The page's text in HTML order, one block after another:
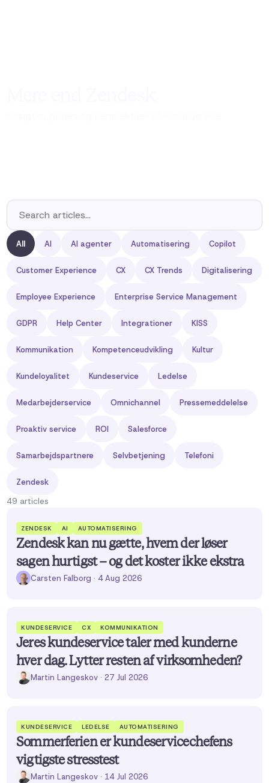
All AI AI agenter Automatisering Copilot
Customer Experience CX CX Trends Digitalisering
Employee Experience Enterprise Service Management
GDPR Help Center Integrationer KISS
Kommunikation Kompetenceudvikling Kultur
Kundeloyalitet Kundeservice Ledelse
Medarbejderservice Omnichannel Pressemeddelelse
Proaktiv service ROI Salesforce
Samarbejdspartnere Selvbetjening Telefoni
Zendesk
49 articles
ZENDESK AI AUTOMATISERING
Zendesk kan nu gætte, hvem der løser
sagen hurtigst – og det koster ikke ekstra
Carsten Falborg · 4 Aug 2026
KUNDESERVICE CX KOMMUNIKATION
Jeres kundeservice taler med kunderne
hver dag. Lytter resten af virksomheden?
Martin Langeskov · 27 Jul 2026
KUNDESERVICE LEDELSE AUTOMATISERING
Sommerferien er kundeservicechefens
vigtigste stresstest
Martin Langeskov · 14 Jul 2026